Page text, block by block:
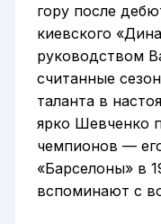
гору после
киевского
руководством
считанные
таланта в
ярко Шевченко
чемпионов —
«Барселоны» в
вспоминают с